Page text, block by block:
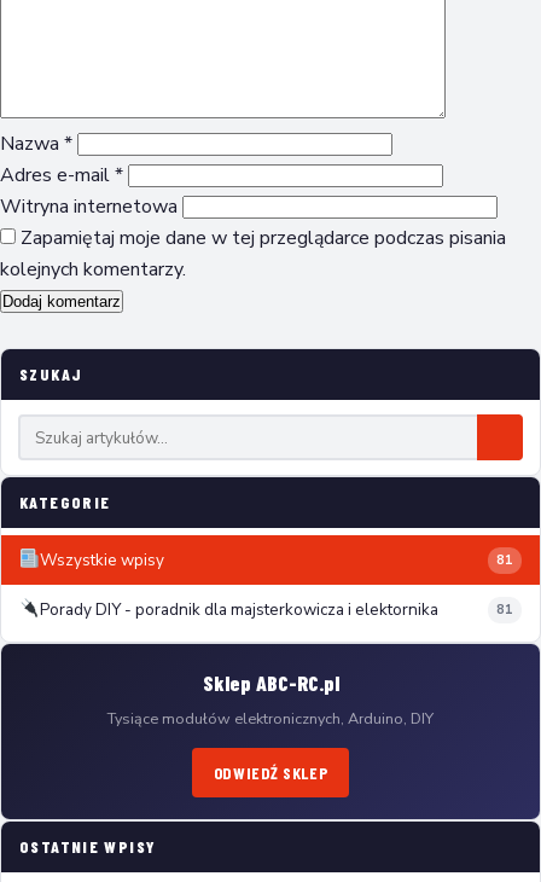
Nazwa *
Adres e-mail*
Witryna internetowa
Zapamiętaj moje dane w tej przeglądarce podczas pisania
kolejnych komentarzy.
SZUKAJ
KATEGORIE
Wszystkie wpisy 81
Porady DIY - poradnik dla majsterkowicza i elektornika 81
Sklep ABC-RC.pl
Tysiące modułów elektronicznych, Arduino, DIY
ODWIEDŹ SKLEP
OSTATNIE WPISY